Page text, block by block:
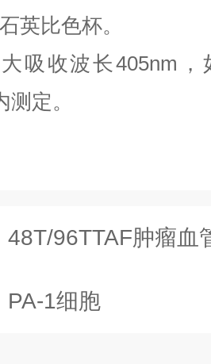
英比色杯。
吸收波长405nm
定。
48T/96TTAF肿瘤血管
PA-1细胞